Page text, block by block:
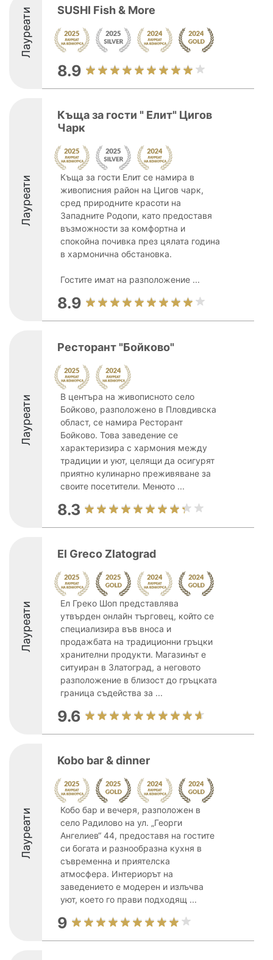
Лауреати SUSHI Fish & More
8.9
Лауреати
Къща за гости " Елит" Цигов
Чарк
Къща за гости Елит се намира в
живописния район на Цигов чарк,
сред природните красоти на
Западните Родопи, като предоставя
възможности за комфортна и
спокойна почивка през цялата година
в хармонична обстановка.
Гостите имат на разположение ...
8.9
Лауреати
Ресторант "Бойково"
В центъра на живописното село
Бойково, разположено в Пловдивска
област, се намира Ресторант
Бойково. Това заведение се
характеризира с хармония между
традиции и уют, целящи да осигурят
приятно кулинарно преживяване за
своите посетители. Менюто ...
8.3
Лауреати
El Greco Zlatograd
Ел Греко Шоп представлява
утвърден онлайн търговец, който се
специализира във вноса и
продажбата на традиционни гръцки
хранителни продукти. Магазинът е
ситуиран в Златоград, а неговото
разположение в близост до гръцката
граница съдейства за ...
9.6
Лауреати
Kobo bar & dinner
Кобо бар и вечеря, разположен в
село Радилово на ул. „Георги
Ангелиев“ 44, предоставя на гостите
си богата и разнообразна кухня в
съвременна и приятелска
атмосфера. Интериорът на
заведението е модерен и излъчва
уют, което го прави подходящ ...
9